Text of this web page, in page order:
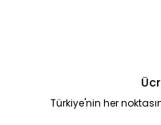
Türkiye'nin her